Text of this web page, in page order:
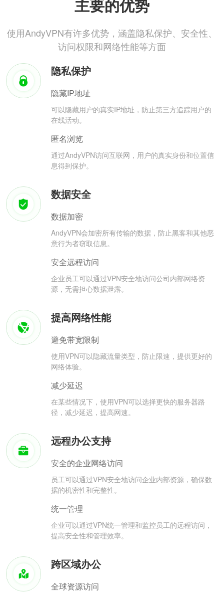
主要的优势
使用AndyVPN有许多优势，涵盖隐私保护、安全性、
访问权限和网络性能等方面
隐私保护
隐藏IP地址
可以隐藏用户的真实IP地址，防止第三方追踪用户的
在线活动。
匿名浏览
通过AndyVPN访问互联网，用户的真实身份和位置信
息得到保护。
数据安全
数据加密
AndyVPN会加密所有传输的数据，防止黑客和其他恶
意行为者窃取信息。
安全远程访问
企业员工可以通过VPN安全地访问公司内部网络资
源，无需担心数据泄露。
提高网络性能
避免带宽限制
使用VPN可以隐藏流量类型，防止限速，提供更好的
网络体验。
减少延迟
在某些情况下，使用VPN可以选择更快的服务器路
径，减少延迟，提高网速。
远程办公支持
安全的企业网络访问
员工可以通过VPN安全地访问企业内部资源，确保数
据的机密性和完整性。
统一管理
企业可以通过VPN统一管理和监控员工的远程访问，
提高安全性和管理效率。
跨区域办公
全球资源访问